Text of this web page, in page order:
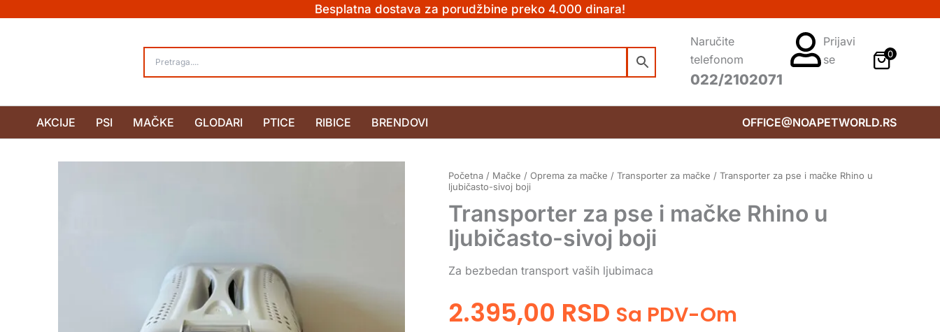
Besplatna dostava za porudžbine preko 4.000 dinara!
Naručite
telefonom
022/2102071
Prijavi
se
0
AKCIJE PSI MAČKE GLODARI PTICE RIBICE BRENDOVI OFFICE@NOAPETWORLD.RS
Početna / Mačke / Oprema za mačke / Transporter za mačke / Transporter za pse i mačke Rhino u
ljubičasto-sivoj boji
Transporter za pse i mačke Rhino u
ljubičasto-sivoj boji
Za bezbedan transport vaših ljubimaca
2.395,00 RSD Sa PDV-Om